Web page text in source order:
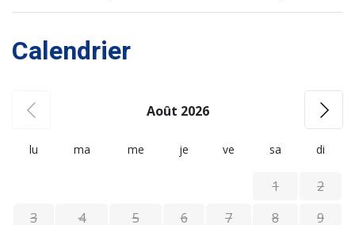
Calendrier
Août 2026
lu ma me je ve sa di
1
2
3
4 5 6 7 8
9